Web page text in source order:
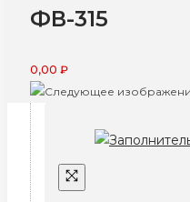
ФВ-315
0,00 ₽